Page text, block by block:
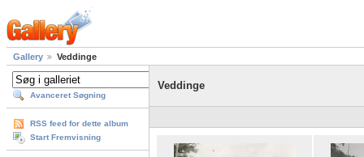
Gallery Veddinge
Avanceret Søgning
RSS feed for dette album
Start Fremvisning
Veddinge